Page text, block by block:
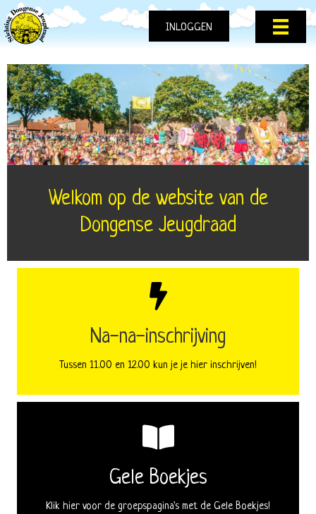
INLOGGEN
Welkom op de website van de
Dongense Jeugdraad
Na-na-inschrijving
Tussen 11.00 en 12.00 kun je je hier inschrijven!
Gele Boekjes
Klik hier voor de groepspagina's met de Gele Boekjes!